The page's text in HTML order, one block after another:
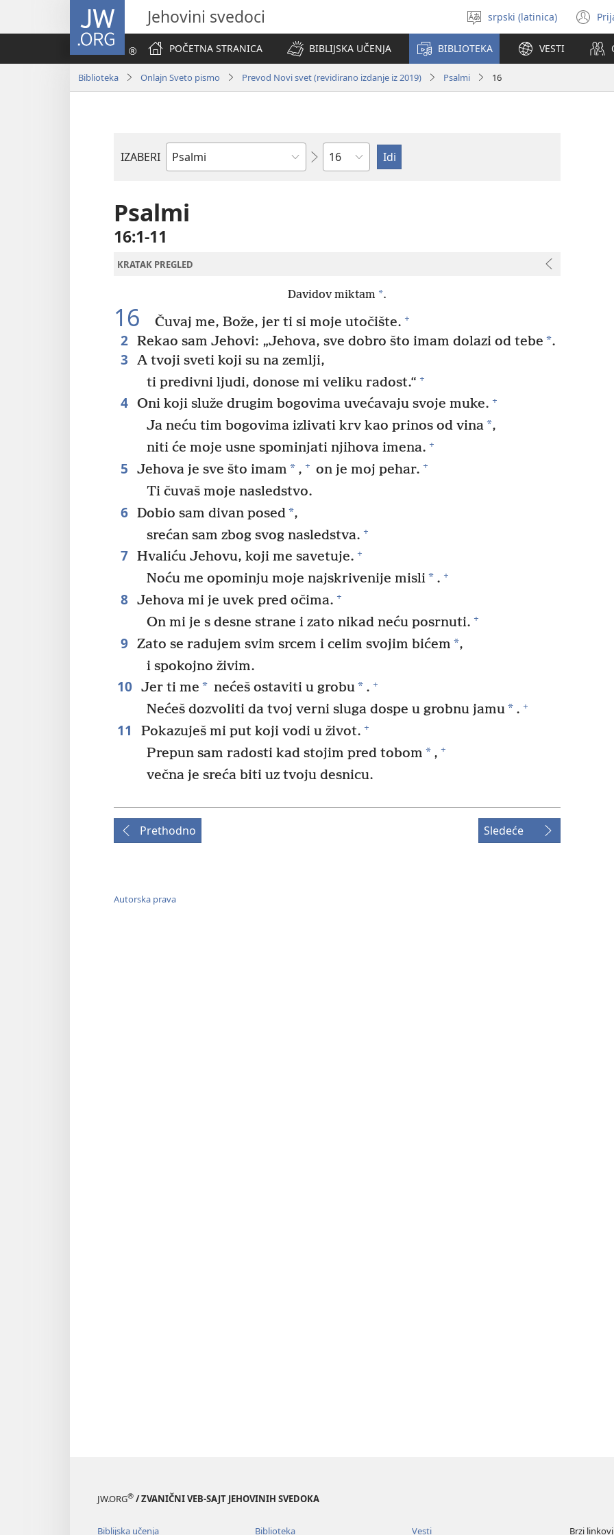
JW.ORG Jehovini svedoci
Izaberi
jezik
srpski (latinica)
POČETNA STRANICA
BIBLIJSKA UČENJA BIBLIOTEKA VESTI
Biblioteka Onlajn Sveto pismo Prevod Novi svet (revidirano izdanje iz 2019) Psalmi 16
IZABERI
Biblijska
Poglavlje
Psalmi
16:1-11
KRATAK PREGLED
Davidov miktam *.
16 Čuvaj me, Bože, jer ti si moje utočište. +
2 Rekao sam Jehovi: „Jehova, sve dobro što imam dolazi od tebe *.
3
A tvoji sveti koji su na zemlji,
ti predivni ljudi, donose mi veliku radost.“ +
4 Oni koji služe drugim bogovima uvećavaju svoje muke. +
Ja neću tim bogovima izlivati krv kao prinos od vina*,
niti će moje usne spominjati njihova imena. +
5 Jehova je sve što imam * , + on je moj pehar. +
Ti čuvaš moje nasledstvo.
6 Dobio sam divan posed*,
srećan sam zbog svog nasledstva. +
7 Hvaliću Jehovu, koji me savetuje. +
Noću me opominju moje najskrivenije misli* . +
8 Jehova mi je uvek pred očima. +
On mi je s desne strane i zato nikad neću posrnuti. +
9 Zato se radujem svim srcem i celim svojim bićem *,
i spokojno živim.
10 Jer ti me * nećeš ostaviti u grobu* . +
Nećeš dozvoliti da tvoj verni sluga dospe u grobnu jamu* . +
11 Pokazuješ mi put koji vodi u život. +
Prepun sam radosti kad stojim pred tobom * , +
večna je sreća biti uz tvoju desnicu.
Prethodno Sledeće
Autorska prava
JW.ORG® / ZVANIČNI VEB-SAJT JEHOVINIH SVEDOKA
Biblijska učenja Biblioteka Vesti Brzi linkovi